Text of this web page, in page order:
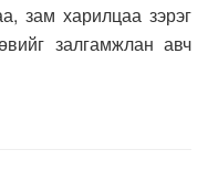
зам харилцаа зэрэг
залгамжлан авч